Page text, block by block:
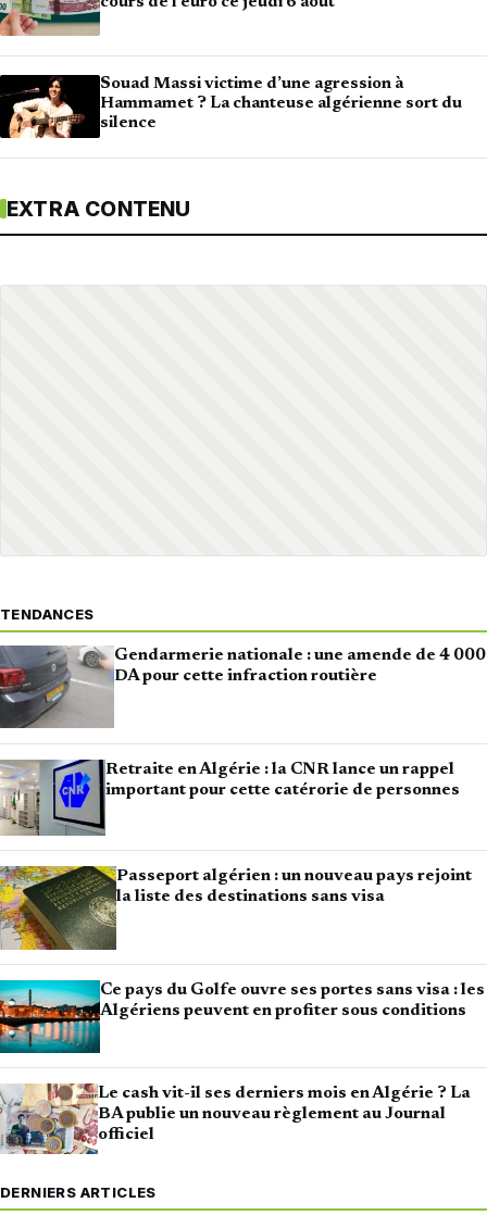
Souad Massi victime d’une agression à
Hammamet ? La chanteuse algérienne sort du
silence
EXTRA CONTENU
TENDANCES
Gendarmerie nationale : une amende de 4 000
DA pour cette infraction routière
Retraite en Algérie : la CNR lance un rappel
important pour cette catérorie de personnes
Passeport algérien : un nouveau pays rejoint
la liste des destinations sans visa
Ce pays du Golfe ouvre ses portes sans visa : les
Algériens peuvent en profiter sous conditions
Le cash vit-il ses derniers mois en Algérie ? La
BA publie un nouveau règlement au Journal
officiel
DERNIERS ARTICLES